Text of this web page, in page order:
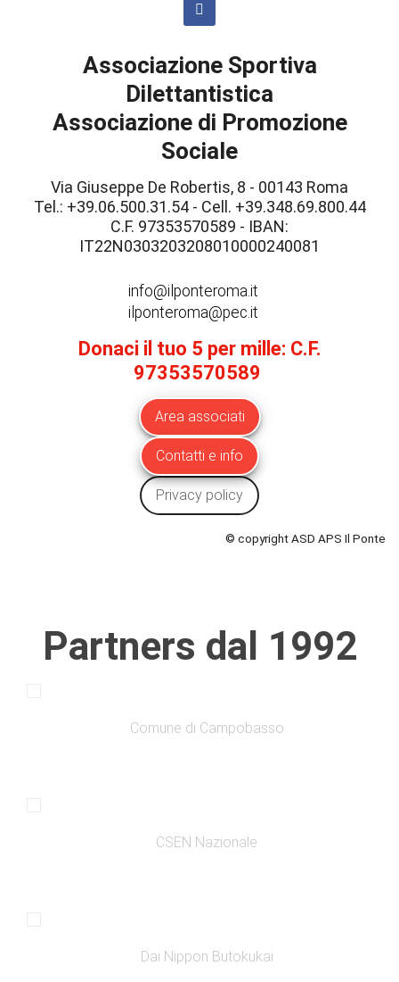
Associazione Sportiva
Dilettantistica
Associazione di Promozione
Sociale
Via Giuseppe De Robertis, 8 - 00143 Roma
Tel.: +39.06.500.31.54 - Cell. +39.348.69.800.44
C.F. 97353570589 - IBAN:
IT22N0303203208010000240081
info@ilponteroma.it
ilponteroma@pec.it
Donaci il tuo 5 per mille: C.F.
97353570589
Area associati
Contatti e info
Privacy policy
© copyright ASD APS Il Ponte
Partners dal 1992